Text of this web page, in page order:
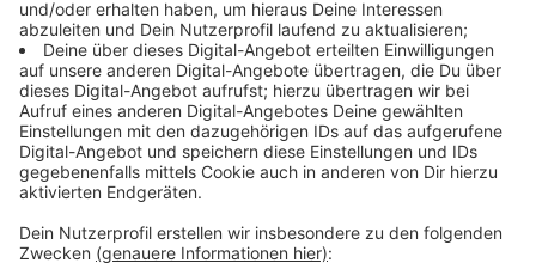
Fördergelder vom Land bekommen. Ziel war es hier vor
allem kostengünstigen Wohnraum zu schaffen und die
Umgebung optisch aufzuwerten. 2017 sind die
Bauarbeiten gestartet. Die alten Ladenzeilen und der
Supermarkt wurden abgerissen - dafür hat die WGL am
Königsberger Platz mehr als 60 Wohnungen gebaut –
mit Innenhöfen und neuen Ladenzeilen. Ein Teil der